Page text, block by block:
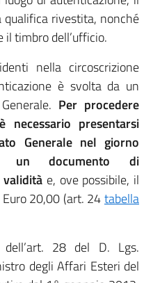
qualifica rivestita, nonché
timbro dell’ufficio.
nella circoscrizione
è svolta da un
Per procedere
necessario presentarsi
Generale nel giorno
un documento di
e, ove possibile, il
20,00 (art. 24tabella
28 del D. Lgs.
degli Affari Esteri del